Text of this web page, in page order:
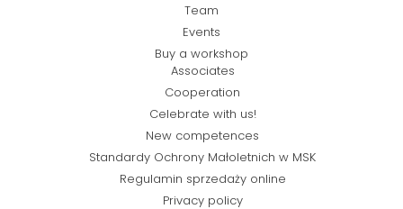
Team
Events
Buy a workshop
Associates
Cooperation
Celebrate with us!
New competences
Standardy Ochrony Małoletnich w MSK
Regulamin sprzedaży online
Privacy policy